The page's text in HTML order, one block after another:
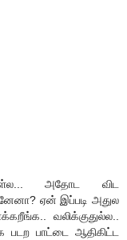
அதோட விட
ஏன் இப்படி அதுல
வலிக்குதுல்ல..
படற பாட்டை ஆதிகிட்ட